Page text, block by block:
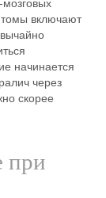
мозговых
включают
начинается
через
скорее
при